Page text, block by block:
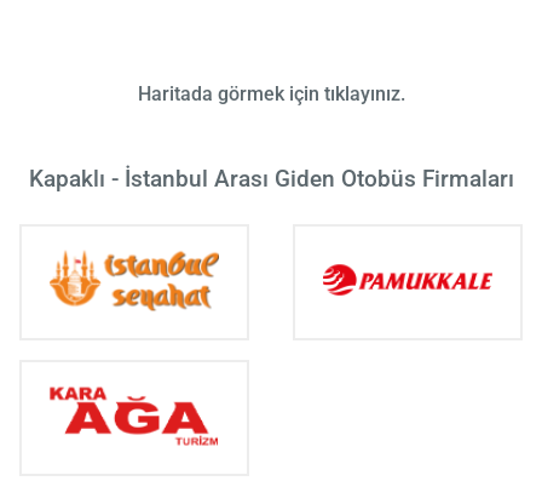
Haritada görmek için tıklayınız.
Kapaklı - İstanbul Arası Giden Otobüs Firmaları